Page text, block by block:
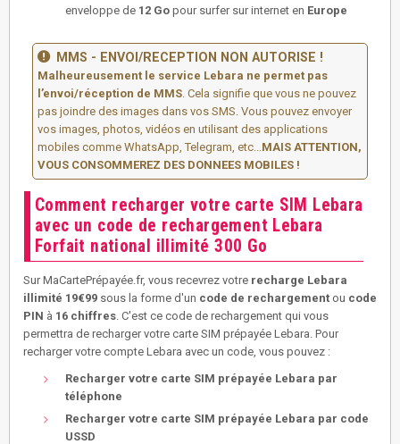
enveloppe de 12 Go pour surfer sur internet en Europe
MMS - ENVOI/RECEPTION NON AUTORISE !
Malheureusement le service Lebara ne permet pas
l’envoi/réception de MMS . Cela signifie que vous ne pouvez
pas joindre des images dans vos SMS. Vous pouvez envoyer
vos images, photos, vidéos en utilisant des applications
mobiles comme WhatsApp, Telegram, etc... MAIS ATTENTION,
VOUS CONSOMMEREZ DES DONNEES MOBILES !
Comment recharger votre carte SIM Lebara
avec un code de rechargement Lebara
Forfait national illimité 300 Go
Sur MaCartePrépayée.fr, vous recevrez votre recharge Lebara
illimité 19€99 sous la forme d'un code de rechargement ou code
PIN à 16 chiffres . C'est ce code de rechargement qui vous
permettra de recharger votre carte SIM prépayée Lebara. Pour
recharger votre compte Lebara avec un code, vous pouvez :
Recharger votre carte SIM prépayée Lebara par
téléphone
Recharger votre carte SIM prépayée Lebara par code
USSD